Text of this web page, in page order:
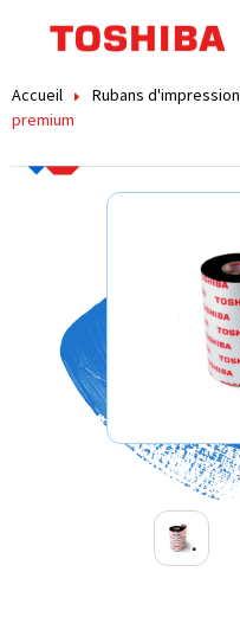
principal
Accueil Rubans d'impression
premium